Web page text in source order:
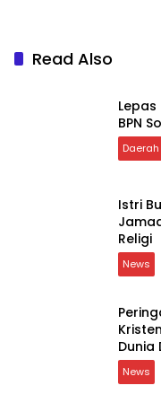
Read Also
Lepas
BPN
Daerah
Istri
Religi
News
Dunia
News